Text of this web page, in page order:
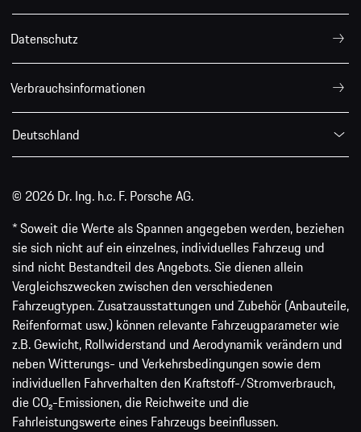
Datenschutz
Verbrauchsinformationen
Deutschland
© 2026 Dr. Ing. h.c. F. Porsche AG.
* Soweit die Werte als Spannen angegeben werden, beziehen
sie sich nicht auf ein einzelnes, individuelles Fahrzeug und
sind nicht Bestandteil des Angebots. Sie dienen allein
Vergleichszwecken zwischen den verschiedenen
Fahrzeugtypen. Zusatzausstattungen und Zubehör (Anbauteile,
Reifenformat usw.) können relevante Fahrzeugparameter wie
z.B. Gewicht, Rollwiderstand und Aerodynamik verändern und
neben Witterungs- und Verkehrsbedingungen sowie dem
individuellen Fahrverhalten den Kraftstoff-/Stromverbrauch,
die CO₂-Emissionen, die Reichweite und die
Fahrleistungswerte eines Fahrzeugs beeinflussen.